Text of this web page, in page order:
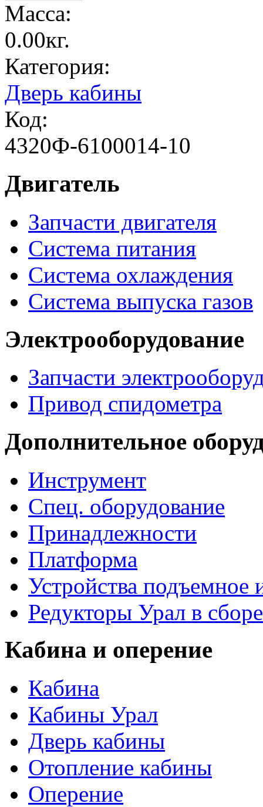
Масса:
0.00кг.
Категория:
Дверь кабины
Код:
4320Ф-6100014-10
Двигатель
Запчасти двигателя
Система питания
Система охлаждения
Система выпуска газов
Электрооборудование
Запчасти
Привод спидометра
Дополнительное
Инструмент
Спец. оборудование
Принадлежности
Платформа
Устройства
Редукторы Урал в сборе
Кабина и оперение
Кабина
Кабины Урал
Дверь кабины
Отопление кабины
Оперение